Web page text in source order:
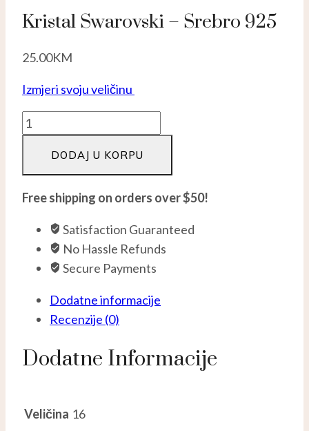
Kristal Swarovski – Srebro 925
25.00KM
Izmjeri svoju veličinu
Kristal
Swarovski
Srebro
925
DODAJ U KORPU
Free shipping on orders over $50!
Satisfaction Guaranteed
No Hassle Refunds
Secure Payments
Dodatne informacije
Recenzije (0)
Dodatne Informacije
Veličina 16